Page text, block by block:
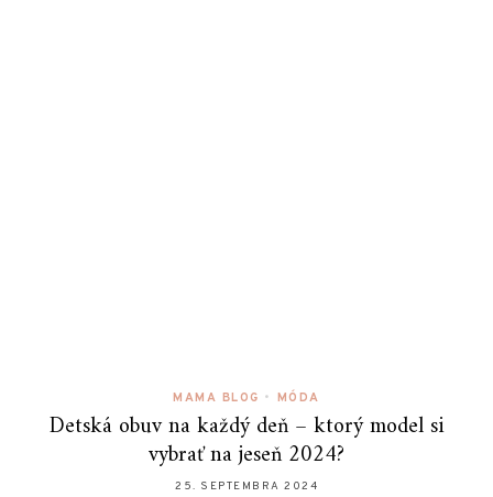
MAMA BLOG • MÓDA
Detská obuv na každý deň – ktorý model si
vybrať na jeseň 2024?
25. SEPTEMBRA 2024